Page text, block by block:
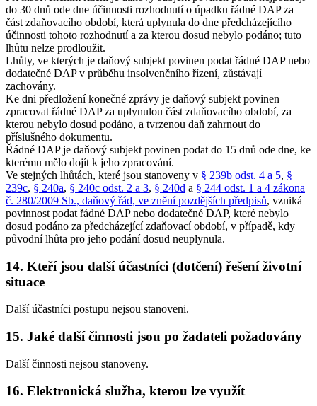
do 30 dnů ode dne účinnosti rozhodnutí o úpadku řádné DAP za
část zdaňovacího období, která uplynula do dne předcházejícího
účinnosti tohoto rozhodnutí a za kterou dosud nebylo podáno; tuto
lhůtu nelze prodloužit.
Lhůty, ve kterých je daňový subjekt povinen podat řádné DAP nebo
dodatečné DAP v průběhu insolvenčního řízení, zůstávají
zachovány.
Ke dni předložení konečné zprávy je daňový subjekt povinen
zpracovat řádné DAP za uplynulou část zdaňovacího období, za
kterou nebylo dosud podáno, a tvrzenou daň zahrnout do
příslušného dokumentu.
Řádné DAP je daňový subjekt povinen podat do 15 dnů ode dne, ke
kterému mělo dojít k jeho zpracování.
Ve stejných lhůtách, které jsou stanoveny v § 239b odst. 4 a 5, §
239c, § 240a, § 240c odst. 2 a 3, § 240d a § 244 odst. 1 a 4 zákona
č. 280/2009 Sb., daňový řád, ve znění pozdějších předpisů, vzniká
povinnost podat řádné DAP nebo dodatečné DAP, které nebylo
dosud podáno za předcházející zdaňovací období, v případě, kdy
původní lhůta pro jeho podání dosud neuplynula.
14. Kteří jsou další účastníci (dotčení) řešení životní
situace
Další účastníci postupu nejsou stanoveni.
15. Jaké další činnosti jsou po žadateli požadovány
Další činnosti nejsou stanoveny.
16. Elektronická služba, kterou lze využít